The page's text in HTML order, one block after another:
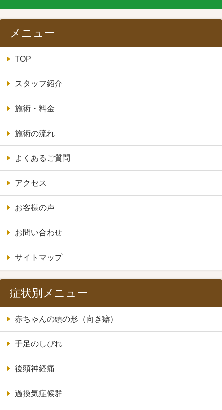
メニュー
TOP
スタッフ紹介
施術・料金
施術の流れ
よくあるご質問
アクセス
お客様の声
お問い合わせ
サイトマップ
症状別メニュー
赤ちゃんの頭の形（向き癖）
手足のしびれ
後頭神経痛
過換気症候群